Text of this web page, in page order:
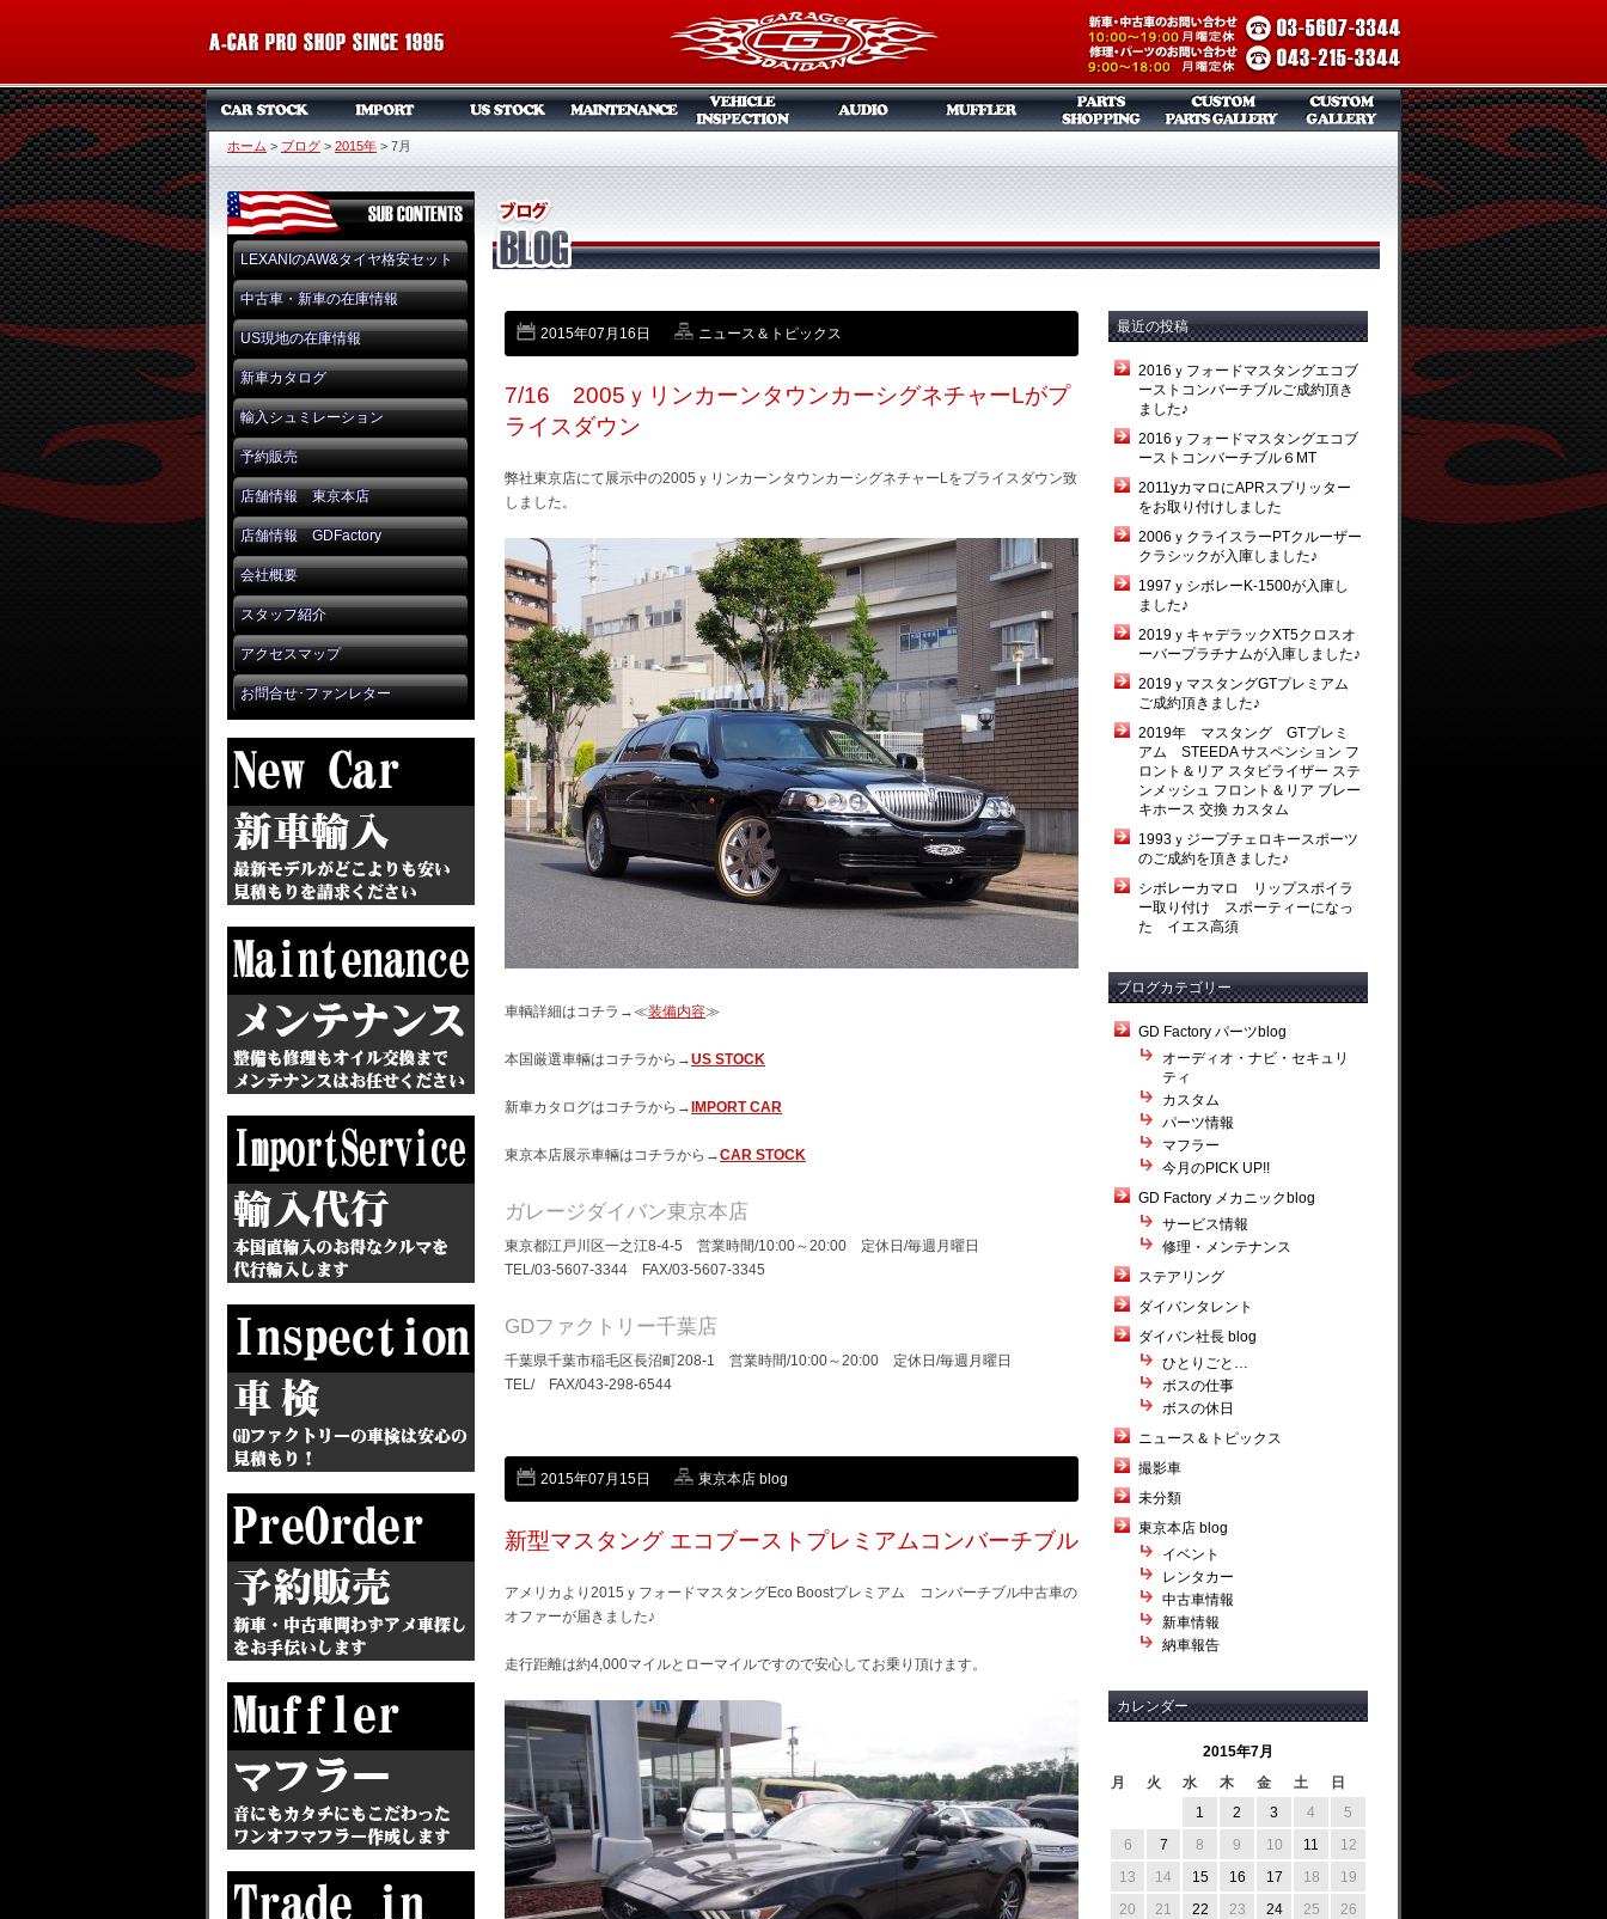
ホーム > ブログ > 2015年 > 7月
LEXANIのAW&タイヤ格安セット
中古車・新車の在庫情報
US現地の在庫情報
新車カタログ
輸入シュミレーション
予約販売
店舗情報 東京本店
店舗情報 GDFactory
会社概要
スタッフ紹介
アクセスマップ
お問合せ･ファンレター
2015年07月16日 ニュース＆トピックス
7/16 2005ｙリンカーンタウンカーシグネチャーLがプ
ライスダウン
弊社東京店にて展示中の2005ｙリンカーンタウンカーシグネチャーLをプライスダウン致
しました。
車輌詳細はコチラ→≪装備内容≫
本国厳選車輛はコチラから→US STOCK
新車カタログはコチラから→ IMPORT CAR
東京本店展示車輛はコチラから→CAR STOCK
ガレージダイバン東京本店
東京都江戸川区一之江8-4-5 営業時間/10:00～20:00 定休日/毎週月曜日
TEL/03-5607-3344 FAX/03-5607-3345
GDファクトリー千葉店
千葉県千葉市稲毛区長沼町208-1 営業時間/10:00～20:00 定休日/毎週月曜日
TEL/ FAX/043-298-6544
2015年07月15日 東京本店 blog
新型マスタング エコブーストプレミアムコンバーチブル
アメリカより2015ｙフォードマスタングEco Boostプレミアム コンバーチブル中古車の
オファーが届きました♪
走行距離は約4,000マイルとローマイルですので安心してお乗り頂けます。
最近の投稿
2016ｙフォードマスタングエコブ
ーストコンバーチブルご成約頂き
ました♪
2016ｙフォードマスタングエコブ
ーストコンバーチブル６MT
2011yカマロにAPRスプリッター
をお取り付けしました
2006ｙクライスラーPTクルーザー
クラシックが入庫しました♪
1997ｙシボレーK-1500が入庫し
ました♪
2019ｙキャデラックXT5クロスオ
ーバープラチナムが入庫しました♪
2019ｙマスタングGTプレミアム
ご成約頂きました♪
2019年 マスタング GTプレミ
アム STEEDA サスペンション フ
ロント＆リア スタビライザー ステ
ンメッシュ フロント＆リア ブレー
キホース 交換 カスタム
1993ｙジープチェロキースポーツ
のご成約を頂きました♪
シボレーカマロ リップスポイラ
ー取り付け スポーティーになっ
た イエス高須
ブログカテゴリー
GD Factory パーツblog
オーディオ・ナビ・セキュリ
ティ
カスタム
パーツ情報
マフラー
今月のPICK UP!!
GD Factory メカニックblog
サービス情報
修理・メンテナンス
ステアリング
ダイバンタレント
ダイバン社長 blog
ひとりごと…
ボスの仕事
ボスの休日
ニュース＆トピックス
撮影車
未分類
東京本店 blog
イベント
レンタカー
中古車情報
新車情報
納車報告
カレンダー
2015年7月
月
火 水 木 金 土
日
1
2 3 4
5
6
7 8 9 10 11
12
13
14 15 16 17 18
19
20
21 22 23 24 25
26